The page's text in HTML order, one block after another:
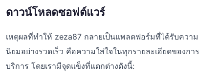
ดาวน์โหลดซอฟต์แวร์
เหตุผลที่ทำให้ zeza87 กลายเป็นแพลตฟอร์มที่ได้รับความ
นิยมอย่างรวดเร็ว คือความใส่ใจในทุกรายละเอียดของการ
บริการ โดยเรามีจุดแข็งที่แตกต่างดังนี้: